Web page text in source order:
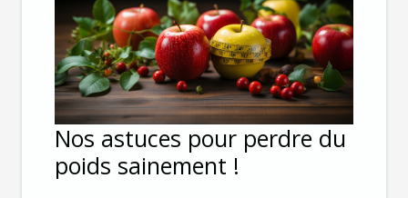
Nos astuces pour perdre du
poids sainement !